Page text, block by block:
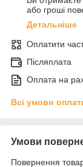
або гроші
Детальніше
Оплатити
Післяплата
Оплата на
Всі умови
Умови
Повернення